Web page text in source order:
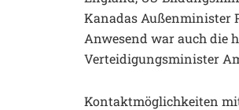
Kanadas Außenminister
Anwesend war auch die
Verteidigungsminister
Kontaktmöglichkeiten